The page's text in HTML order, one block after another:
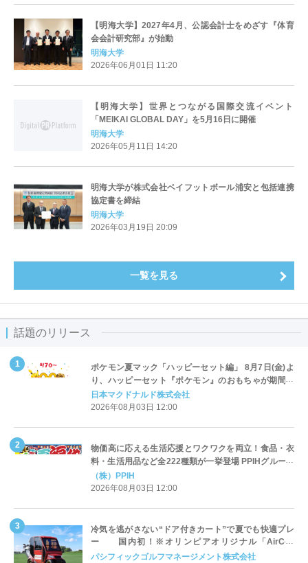
【明海大学】2027年4月、公認会計士をめざす『体育
会会計研究部』が始動
明海大学
2026年06月01日 11:20
【明海大学】世界とつながる国際交流イベント
「MEIKAI GLOBAL DAY」を5月16日に開催
明海大学
2026年05月11日 14:20
明海大学が株式会社ベイフットボール浦安と包括連携
協定書を締結
明海大学
2026年03月19日 20:09
一覧を見る
話題のリリース
ポケモン夏マック「ハッピーセット編」 8月7日(金)よ
り、ハッピーセット『ポケモン』のおもちゃが期間限
定登場
日本マクドナルド株式会社
2026年08月03日 12:00
物価高に応える生活応援とワクワクを両立！食品・衣
料・生活用品など全222種類が一挙登場 PPIHグループ
「夏福袋」＆セール 8月6日(木)より順次スタート
（株）PPIH
2026年08月03日 12:00
冷気を逃がさない“ドア付きカート”で夏でも快適プレ
ー 国内初！※オリンピアオリジナル「AirCon
Cart（エアコンカート）」導入 | ＰＧＭ
パシフィックゴルフマネージメント株式会社